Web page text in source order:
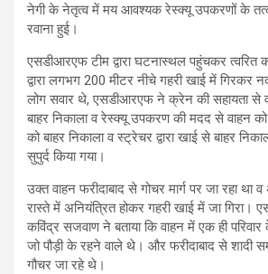
नेगी के नेतृत्व में मय आवश्यक रेस्क्यू उपकरणों के
रवाना हुई।
एसडीआरएफ टीम द्वारा घटनास्थल पहुंचकर त्वरित
द्वारा लगभग 200 मीटर नीचे गहरी खाई में गिरकर
लोग सवार थे, एसडीआरएफ ने क्रेन की सहायता से
बाहर निकाला व रेस्क्यू उपकरण की मदद से वाहन
को बाहर निकाला व स्ट्रेचर द्वारा खाई से बाहर
सुपुर्द किया गया।
उक्त वाहन फरीदाबाद से गोचर मार्ग पर जा रहा था
रास्ते में अनियंत्रित होकर गहरी खाई में जा गिरा।
कविंद्र सजवाण ने बताया कि वाहन में एक ही
जो पौड़ी के रहने वाले थे। और फरीदाबाद से शादी
गौचर जा रहे थे।